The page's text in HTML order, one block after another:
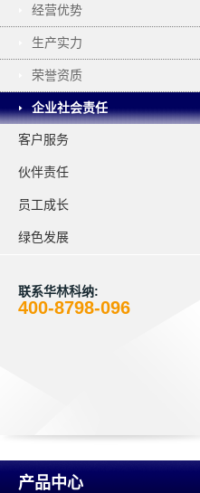
经营优势
生产实力
荣誉资质
企业社会责任
客户服务
伙伴责任
员工成长
绿色发展
联系华林科纳:
400-8798-096
产品中心